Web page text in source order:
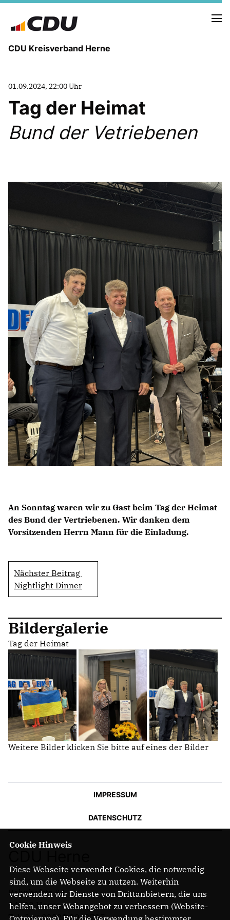
CDU Kreisverband Herne
ORTSVERBÄNDE
Fraktion
01.09.2024, 22:00 Uhr
Tag der Heimat
Bund der Vetriebenen
An Sonntag waren wir zu Gast beim Tag der Heimat
des Bund der Vertriebenen. Wir danken dem
Vorsitzenden Herrn Mann für die Einladung.
Nächster Beitrag
Nightlight Dinner
Bildergalerie
Tag der Heimat
Weitere Bilder klicken Sie bitte auf eines der Bilder
IMPRESSUM
DATENSCHUTZ
Bahnhofstr. 84
44623 Herne
Telefon: 02323 2043737
Cookie Hinweis
Diese Webseite verwendet Cookies, die notwendig
sind, um die Webseite zu nutzen. Weiterhin
verwenden wir Dienste von Drittanbietern, die uns
helfen, unser Webangebot zu verbessern (Website-